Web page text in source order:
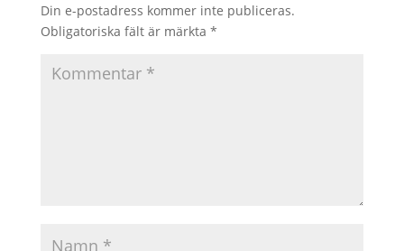
Din e-postadress kommer inte publiceras.
Obligatoriska fält är märkta *